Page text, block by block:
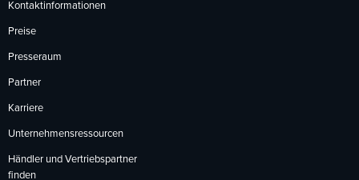
Kontaktinformationen
Preise
Presseraum
Partner
Karriere
Unternehmensressourcen
Händler und Vertriebspartner
finden